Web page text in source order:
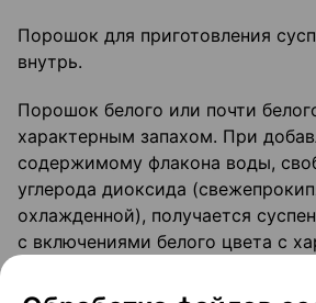
Порошок для приготовления
внутрь.
Порошок белого или почти
характерным запахом. При
содержимому флакона воды,
углерода диоксида
охлажденной), получается
с включениями белого цвета с
суспензии, которое устраняется